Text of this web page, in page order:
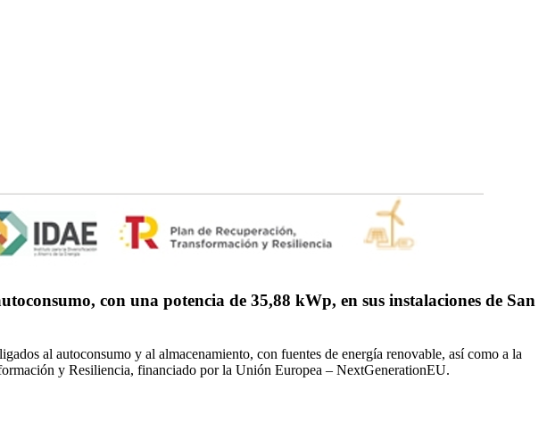
con una potencia de 35,88 kWp, en sus instalaciones de San
al autoconsumo y al almacenamiento, con fuentes de energía renovable, así como a la
y Resiliencia, financiado por la Unión Europea – NextGenerationEU.